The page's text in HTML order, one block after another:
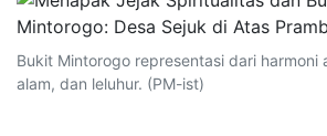
Bukit Mintorogo representasi dari harmoni
alam, dan leluhur. (PM-ist)